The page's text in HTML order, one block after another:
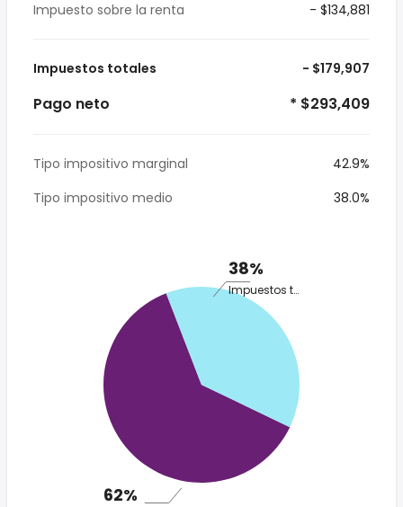
Impuesto sobre la renta - $134,881
Impuestos totales - $179,907
Pago neto * $293,409
Tipo impositivo marginal
42.9%
Tipo impositivo medio
38.0%
38%
Impuestos totales
62%